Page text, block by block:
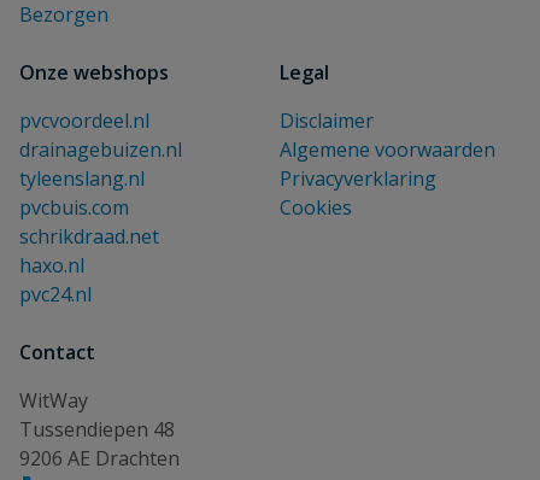
Bezorgen
Onze webshops
pvcvoordeel.nl
drainagebuizen.nl
tyleenslang.nl
pvcbuis.com
schrikdraad.net
haxo.nl
pvc24.nl
Legal
Disclaimer
Algemene voorwaarden
Privacyverklaring
Cookies
Contact
WitWay
Tussendiepen 48
9206 AE Drachten